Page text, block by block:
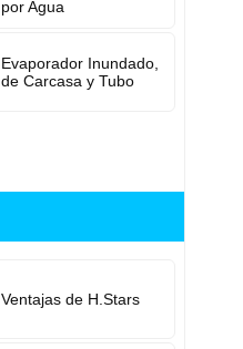
por Agua
Evaporador Inundado,
de Carcasa y Tubo
Ventajas de H.Stars